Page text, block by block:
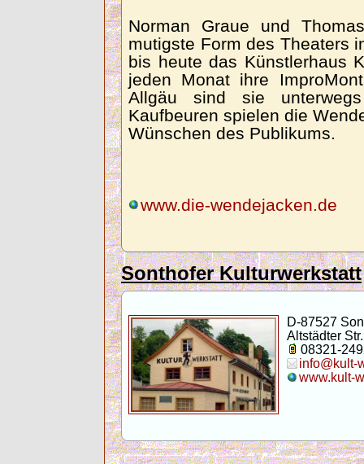
Norman Graue und
mutigste Form des Theaters
bis heute das Künstlerhaus
jeden Monat ihre
Allgäu sind sie
Kaufbeuren spielen die
Wünschen des Publikums.
www.die-wendejacken.de
Sonthofer Kulturwerkstatt
D-87527
Altstädter
08321-
info@kult-
www.kult-